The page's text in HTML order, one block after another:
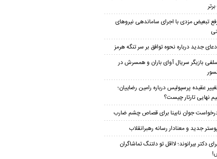
تبعیض مزدی با اجرای ساماندهی نیروهای
جدید درباره نحوه توافق بر سر تنگه هرمز
بازیگر سریال آوای باران و همسرش در
عقیده پرسپولیس درباره رامین رضاییان؛
نهایی تارتار چیست؟
جوان نابینا برای قصاص چشم ضارب
جدید و معنادار رسانه رهبرانقلاب
دکتر بیرانوند؛ لااقل تو دلتنگ تماشاگران